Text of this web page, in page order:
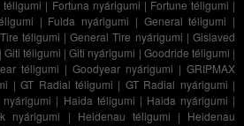
téligumi | Fortuna nyárigumi | Fortune téligumi |
| Fulda nyárigumi | General téligumi |
téligumi |General Tire nyárigumi |Gislaved
| Giti téligumi |Giti nyárigumi | Goodride téligumi |
téligumi | Goodyear nyárigumi | GRIPMAX
|GT Radial téligumi | GT Radial nyárigumi |
| Haida téligumi | Haida nyárigumi |
nyárigumi | Heidenau téligumi | Heidenau